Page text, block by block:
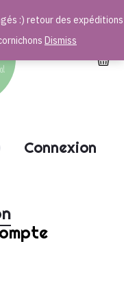
Connexion
:) retour des expéditions
Dismiss